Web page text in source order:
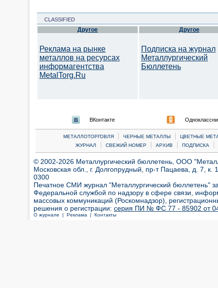
CLASSIFIED
Другое
Реклама на рынке
металлов на ресурсах
информагентства
MetalTorg.Ru
Другое
Подписка на журнал
Металлургический
Бюллетень
ВКонтакте
МЕТАЛЛОТОРГОВЛЯ | ЧЕРНЫЕ МЕТАЛЛЫ |
ЦВЕТНЫЕ
ЖУРНАЛ
| СВЕЖИЙ НОМЕР | АРХИВ | ПОДПИСКА |
© 2002-2026 Металлургический бюллетень, ООО
Московская обл., г. Долгопрудный, пр-т Пацаева, д. 7,
0300
Печатное СМИ журнал "Металлургический бюллетень"
Федеральной службой по надзору в сфере связи,
массовых коммуникаций (Роскомнадзор),
решения о регистрации: серия ПИ № ФС 77 - 85902 от 04
О журнале | Реклама | Контакты